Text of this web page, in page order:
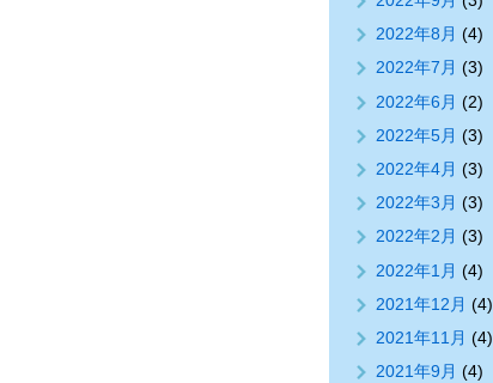
2022年8月 (4)
2022年7月 (3)
2022年6月 (2)
2022年5月 (3)
2022年4月 (3)
2022年3月 (3)
2022年2月 (3)
2022年1月 (4)
2021年12月 (4)
2021年11月 (4)
2021年9月 (4)